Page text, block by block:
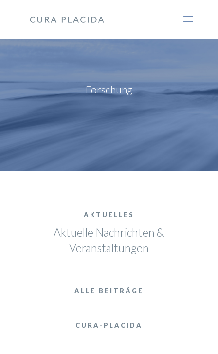
Forschung
AKTUELLES
Aktuelle Nachrichten &
Veranstaltungen
ALLE BEITRÄGE
CURA-PLACIDA